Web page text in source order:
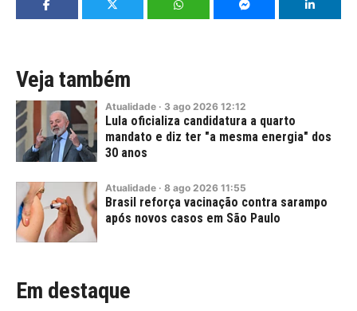
Veja também
Atualidade · 3 ago 2026 12:12
Lula oficializa candidatura a quarto
mandato e diz ter "a mesma energia" dos
30 anos
Atualidade · 8 ago 2026 11:55
Brasil reforça vacinação contra sarampo
após novos casos em São Paulo
Em destaque